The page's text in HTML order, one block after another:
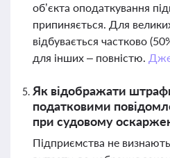
об’єкта оподаткування
припиняється. Для
відбувається частково
для інших – повністю.
Як відображати
податковими
при судовому
Підприємства не